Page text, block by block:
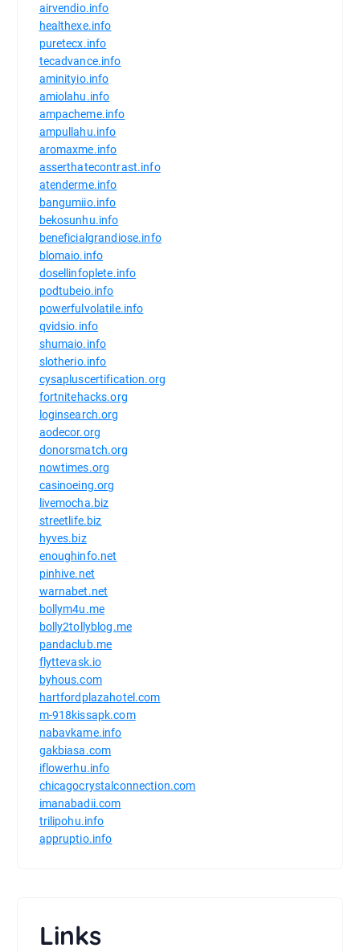
airvendio.info
healthexe.info
puretecx.info
tecadvance.info
aminityio.info
amiolahu.info
ampacheme.info
ampullahu.info
aromaxme.info
asserthatecontrast.info
atenderme.info
bangumiio.info
bekosunhu.info
beneficialgrandiose.info
blomaio.info
dosellinfoplete.info
podtubeio.info
powerfulvolatile.info
qvidsio.info
shumaio.info
slotherio.info
cysapluscertification.org
fortnitehacks.org
loginsearch.org
aodecor.org
donorsmatch.org
nowtimes.org
casinoeing.org
livemocha.biz
streetlife.biz
hyves.biz
enoughinfo.net
pinhive.net
warnabet.net
bollym4u.me
bolly2tollyblog.me
pandaclub.me
flyttevask.io
byhous.com
hartfordplazahotel.com
m-918kissapk.com
nabavkame.info
gakbiasa.com
iflowerhu.info
chicagocrystalconnection.com
imanabadii.com
trilipohu.info
appruptio.info
Links